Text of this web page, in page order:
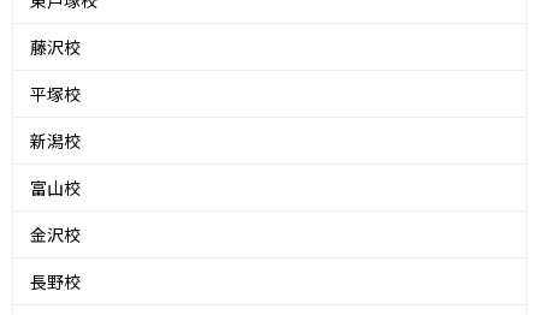
藤沢校
平塚校
新潟校
富山校
金沢校
長野校